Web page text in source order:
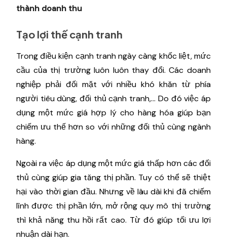
thành doanh thu
Tạo lợi thế cạnh tranh
Trong điều kiện cạnh tranh ngày càng khốc liệt, mức
cầu của thị trường luôn luôn thay đổi. Các doanh
nghiệp phải đối mặt với nhiều khó khăn từ phía
người tiêu dùng, đối thủ cạnh tranh,... Do đó việc áp
dụng một mức giá hợp lý cho hàng hóa giúp bạn
chiếm ưu thế hơn so với những đối thủ cùng ngành
hàng.
Ngoài ra việc áp dụng một mức giá thấp hơn các đối
thủ cùng giúp gia tăng thị phần. Tuy có thể sẽ thiệt
hại vào thời gian đầu. Nhưng về lâu dài khi đã chiếm
lĩnh được thị phần lớn, mở rộng quy mô thị trường
thì khả năng thu hồi rất cao. Từ đó giúp tối ưu lợi
nhuận dài hạn.